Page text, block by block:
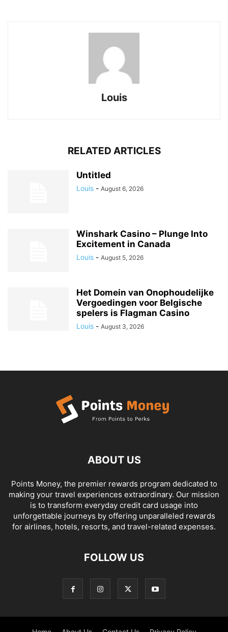
Louis
RELATED ARTICLES
Untitled
Louis - August 6, 2026
Winshark Casino – Plunge Into
Excitement in Canada
Louis - August 5, 2026
Het Domein van Onophoudelijke
Vergoedingen voor Belgische
spelers is Flagman Casino
Louis - August 3, 2026
ABOUT US
Points Money, the premier rewards program dedicated to
making your travel experiences extraordinary. Our mission
is to transform everyday credit card usage into
unforgettable journeys by offering unparalleled rewards
for airlines, hotels, resorts, and travel-related expenses.
FOLLOW US